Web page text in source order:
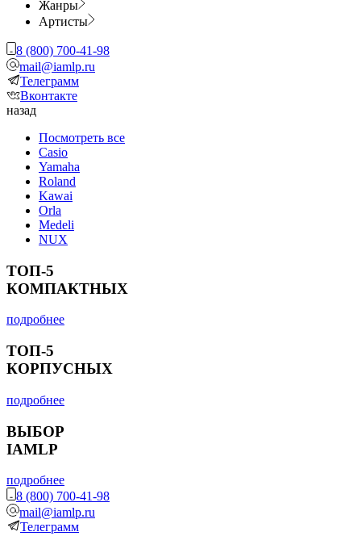
Жанры
Артисты
8 (800) 700-41-98
mail@iamlp.ru
Телеграмм
Вконтакте
назад
Посмотреть все
Casio
Yamaha
Roland
Kawai
Orla
Medeli
NUX
ТОП-5
КОМПАКТНЫХ
подробнее
ТОП-5
КОРПУСНЫХ
подробнее
ВЫБОР
IAMLP
подробнее
8 (800) 700-41-98
mail@iamlp.ru
Телеграмм